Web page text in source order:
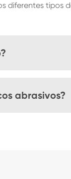
diferentes tipos
abrasivos?